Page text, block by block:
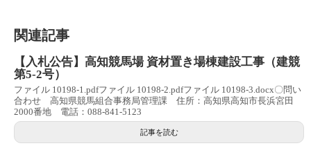
関連記事
【入札公告】高知競馬場 資材置き場棟建設工事（建競
第5-2号）
ファイル 10198-1.pdfファイル 10198-2.pdfファイル 10198-3.docx〇問い
合わせ 高知県競馬組合事務局管理課 住所：高知県高知市長浜宮田
2000番地 電話：088-841-5123
記事を読む